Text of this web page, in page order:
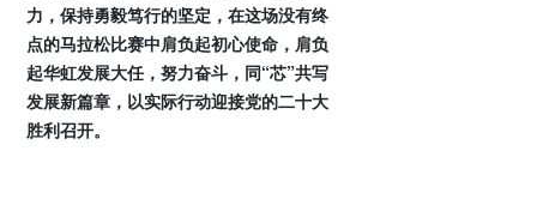
力，保持勇毅笃行的坚定，在这场没有终
点的马拉松比赛中肩负起初心使命，肩负
起华虹发展大任，努力奋斗，同“芯”共写
发展新篇章，以实际行动迎接党的二十大
胜利召开。